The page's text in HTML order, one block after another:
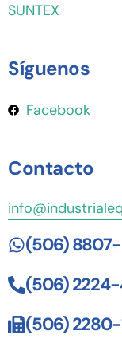
Contacto
(506)
(506)
(506) 2280-
SUNTEX
Síguenos
Facebook